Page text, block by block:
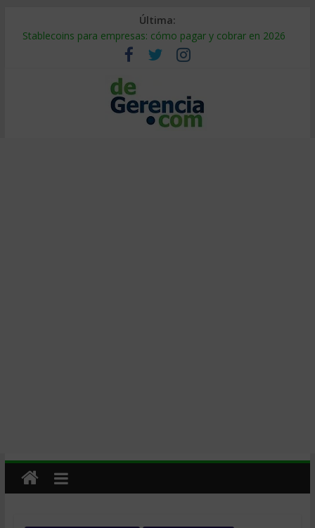
Última:
Stablecoins para empresas: cómo pagar y cobrar en 2026
Despido silencioso: qué es y por qué sale tan caro
IA en selección de personal: cómo auditarla a tiempo
Trabajo forzoso en la cadena de suministro: qué hacer
Mercado hispano de EE. UU.: cómo segmentarlo y venderle